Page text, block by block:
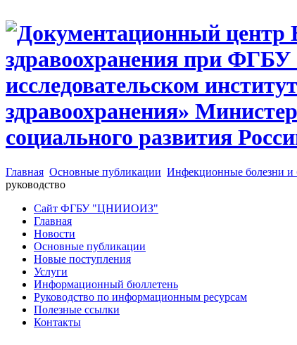
Главная Основные публикации Инфекционные болезни и
руководство
Сайт ФГБУ "ЦНИИОИЗ"
Главная
Новости
Основные публикации
Новые поступления
Услуги
Информационный бюллетень
Руководство по информационным ресурсам
Полезные ссылки
Контакты